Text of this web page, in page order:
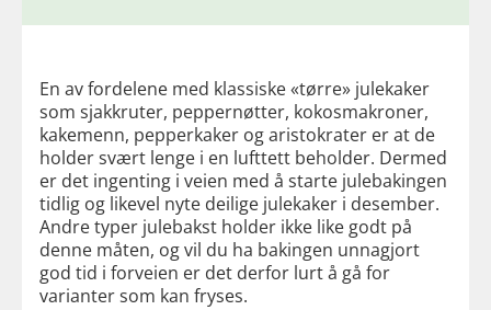
En av fordelene med klassiske «tørre» julekaker
som sjakkruter, peppernøtter, kokosmakroner,
kakemenn, pepperkaker og aristokrater er at de
holder svært lenge i en lufttett beholder. Dermed
er det ingenting i veien med å starte julebakingen
tidlig og likevel nyte deilige julekaker i desember.
Andre typer julebakst holder ikke like godt på
denne måten, og vil du ha bakingen unnagjort
god tid i forveien er det derfor lurt å gå for
varianter som kan fryses.